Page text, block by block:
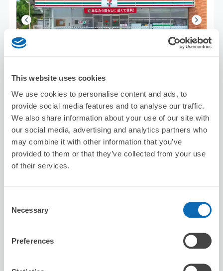
This website uses cookies
We use cookies to personalise content and ads, to
provide social media features and to analyse our traffic.
We also share information about your use of our site with
our social media, advertising and analytics partners who
may combine it with other information that you’ve
provided to them or that they’ve collected from your use
of their services.
Selection
Necessary
Preferences
8/8六 8/9日 8/10一 8/11二 8/12三 8/13四 8/14
預約此店舖